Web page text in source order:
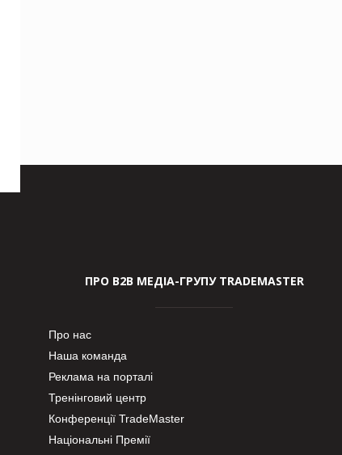
ПРО В2В МЕДІА-ГРУПУ TRADEMASTER
Про нас
Наша команда
Реклама на порталі
Тренінговий центр
Конференції TradeMaster
Національні Премії